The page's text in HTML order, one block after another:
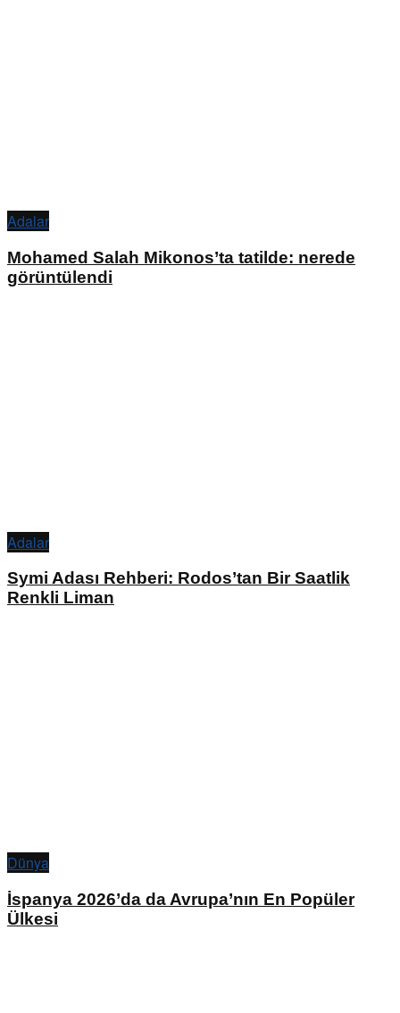
Adalar
Mohamed Salah Mikonos’ta tatilde: nerede
görüntülendi
Adalar
Symi Adası Rehberi: Rodos’tan Bir Saatlik
Renkli Liman
Dünya
İspanya 2026’da da Avrupa’nın En Popüler
Ülkesi